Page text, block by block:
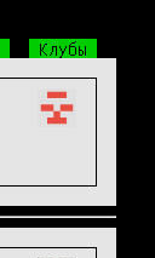
Клубы